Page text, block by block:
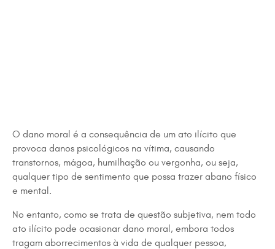
O dano moral é a consequência de um ato ilícito que
provoca danos psicológicos na vítima, causando
transtornos, mágoa, humilhação ou vergonha, ou seja,
qualquer tipo de sentimento que possa trazer abano físico
e mental.
No entanto, como se trata de questão subjetiva, nem todo
ato ilícito pode ocasionar dano moral, embora todos
tragam aborrecimentos à vida de qualquer pessoa,